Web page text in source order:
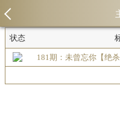
状态
181期：未曾忘你【绝